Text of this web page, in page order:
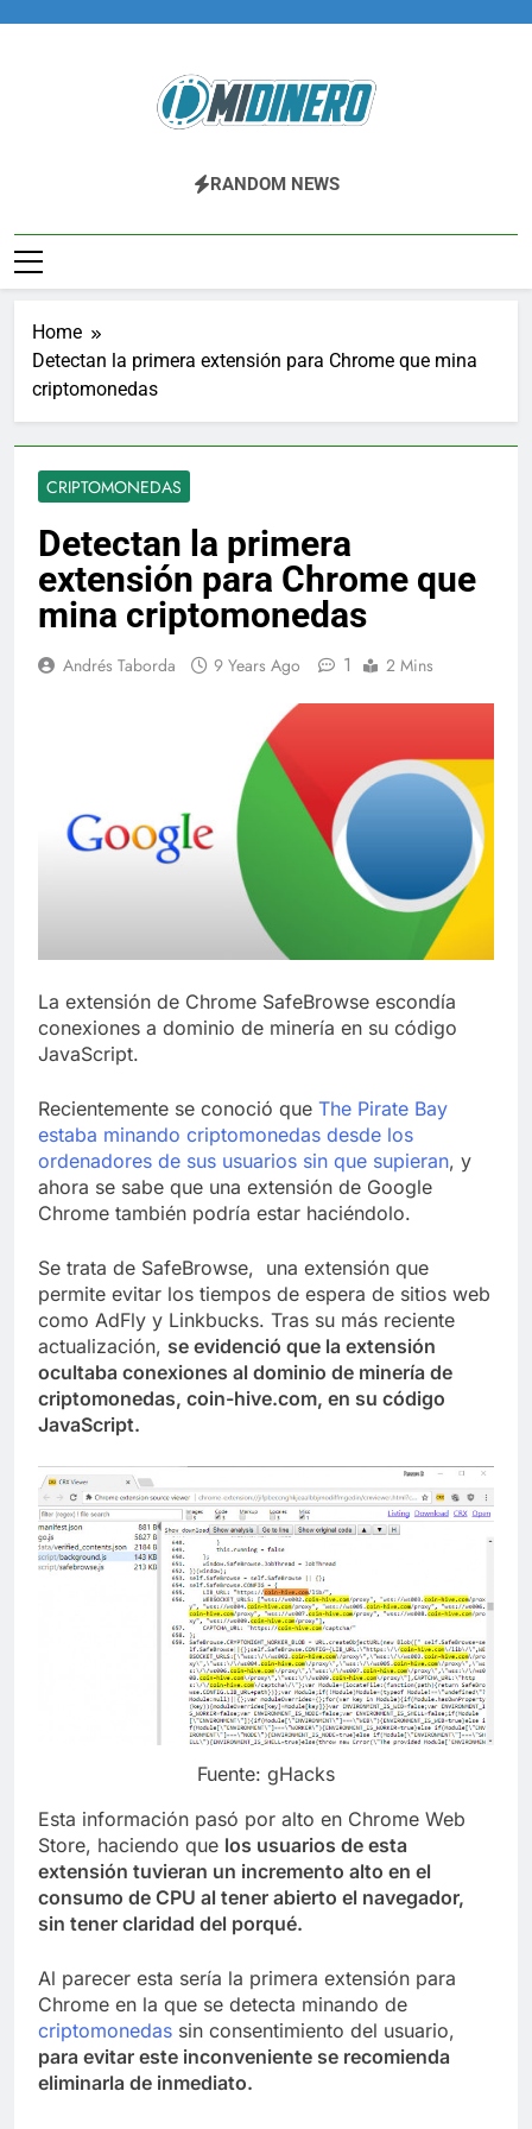
Midinero.co
Fintech, Criptomonedas
RANDOM NEWS
Home
Detectan la primera extensión para Chrome que mina
criptomonedas
CRIPTOMONEDAS
Detectan la primera
extensión para Chrome que
mina criptomonedas
Andrés Taborda 9 Years Ago 1 2 Mins
La extensión de Chrome SafeBrowse escondía
conexiones a dominio de minería en su código
JavaScript.
Recientemente se conoció que The Pirate Bay
estaba minando criptomonedas desde los
ordenadores de sus usuarios sin que supieran, y
ahora se sabe que una extensión de Google
Chrome también podría estar haciéndolo.
Se trata de SafeBrowse, una extensión que
permite evitar los tiempos de espera de sitios web
como AdFly y Linkbucks. Tras su más reciente
actualización, se evidenció que la extensión
ocultaba conexiones al dominio de minería de
criptomonedas, coin-hive.com, en su código
JavaScript.
Fuente: gHacks
Esta información pasó por alto en Chrome Web
Store, haciendo que los usuarios de esta
extensión tuvieran un incremento alto en el
consumo de CPU al tener abierto el navegador,
sin tener claridad del porqué.
Al parecer esta sería la primera extensión para
Chrome en la que se detecta minando de
criptomonedas sin consentimiento del usuario,
para evitar este inconveniente se recomienda
eliminarla de inmediato.